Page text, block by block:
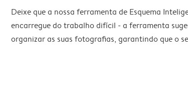
Deixe que a nossa ferramenta de Esquema
encarregue do trabalho difícil - a ferramenta
organizar as suas fotografias, garantindo que o